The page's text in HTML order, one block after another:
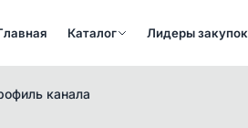
Каталог Лидеры закупок
канала